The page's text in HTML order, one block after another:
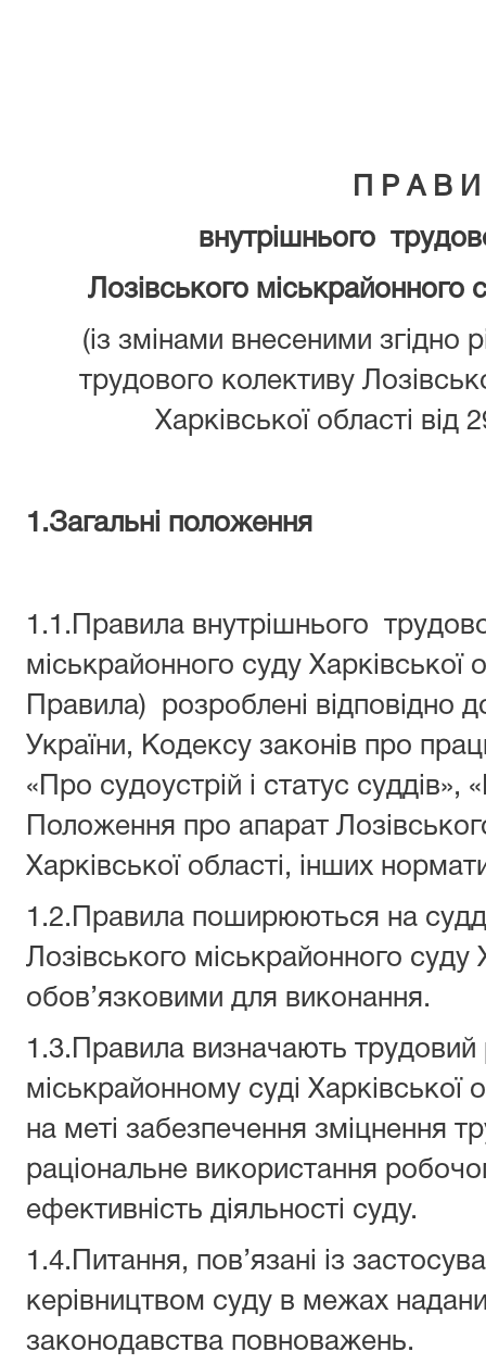
П Р А В
внутрішнього
Лозівського міськрайонного
(із змінами внесеними згідно
трудового колективу
Харківської області
1.Загальні положення
1.1.Правила внутрішнього
міськрайонного суду Харківської
Правила) розроблені відповідно
України, Кодексу законів про
«Про судоустрій і статус
Положення про апарат
Харківської області, інших
1.2.Правила поширюються на
Лозівського міськрайонного суду
обов’язковими для виконання.
1.3.Правила визначають
міськрайонному суді Харківської
на меті забезпечення зміцнення
раціональне використання
ефективність діяльності суду.
1.4.Питання, пов’язані із
керівництвом суду в межах
законодавства повноважень.